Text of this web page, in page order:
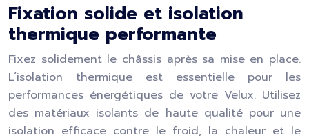
Fixation solide et isolation
thermique performante
Fixez solidement le châssis après sa mise en place.
L’isolation thermique est essentielle pour les
performances énergétiques de votre Velux. Utilisez
des matériaux isolants de haute qualité pour une
isolation efficace contre le froid, la chaleur et le